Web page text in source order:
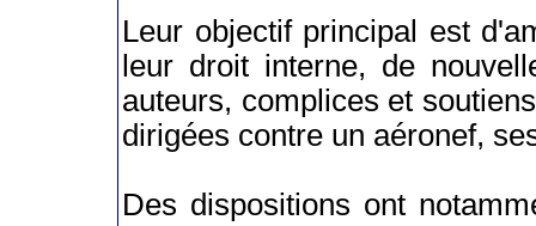
Leur objectif principal est
leur droit interne, de
auteurs, complices et
dirigées contre un aéronef,
Des dispositions ont